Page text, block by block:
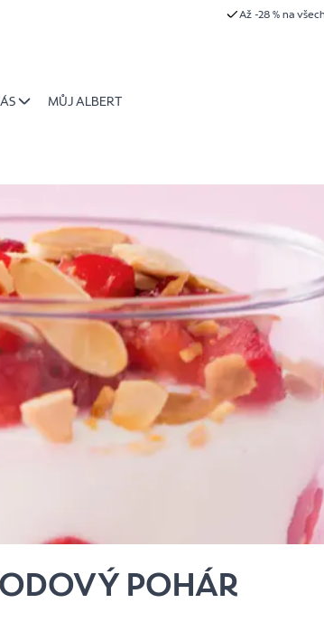
Až -28 % na
MŮJ ALBERT
POHÁR